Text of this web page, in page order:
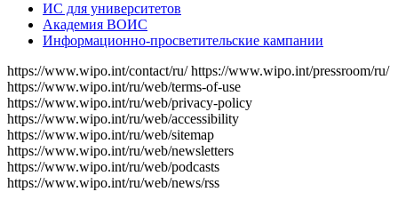
ИС для университетов
Академия ВОИС
Информационно-просветительские кампании
https://www.wipo.int/contact/ru/ https://www.wipo.int/pressroom/ru/
https://www.wipo.int/ru/web/terms-of-use
https://www.wipo.int/ru/web/privacy-policy
https://www.wipo.int/ru/web/accessibility
https://www.wipo.int/ru/web/sitemap
https://www.wipo.int/ru/web/newsletters
https://www.wipo.int/ru/web/podcasts
https://www.wipo.int/ru/web/news/rss